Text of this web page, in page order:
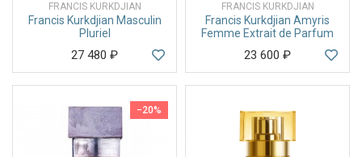
FRANCIS KURKDJIAN
Francis Kurkdjian Masculin
Pluriel
27 480 ₽
FRANCIS KURKDJIAN
Francis Kurkdjian Amyris
Femme Extrait de Parfum
23 600 ₽
−20%